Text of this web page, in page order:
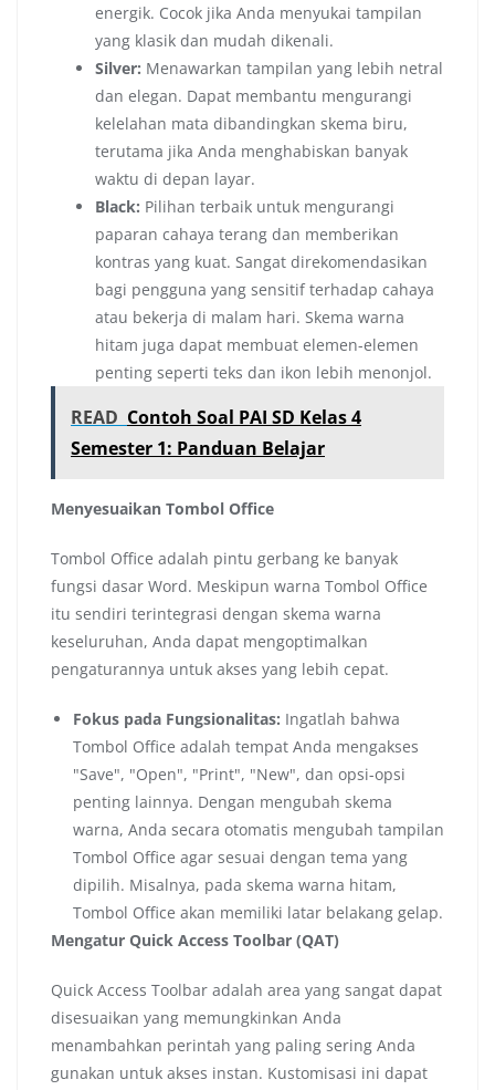
energik. Cocok jika Anda menyukai tampilan
yang klasik dan mudah dikenali.
Silver: Menawarkan tampilan yang lebih netral
dan elegan. Dapat membantu mengurangi
kelelahan mata dibandingkan skema biru,
terutama jika Anda menghabiskan banyak
waktu di depan layar.
Black: Pilihan terbaik untuk mengurangi
paparan cahaya terang dan memberikan
kontras yang kuat. Sangat direkomendasikan
bagi pengguna yang sensitif terhadap cahaya
atau bekerja di malam hari. Skema warna
hitam juga dapat membuat elemen-elemen
penting seperti teks dan ikon lebih menonjol.
READ Contoh Soal PAI SD Kelas 4
Semester 1: Panduan Belajar
Menyesuaikan Tombol Office
Tombol Office adalah pintu gerbang ke banyak
fungsi dasar Word. Meskipun warna Tombol Office
itu sendiri terintegrasi dengan skema warna
keseluruhan, Anda dapat mengoptimalkan
pengaturannya untuk akses yang lebih cepat.
Fokus pada Fungsionalitas: Ingatlah bahwa
Tombol Office adalah tempat Anda mengakses
"Save", "Open", "Print", "New", dan opsi-opsi
penting lainnya. Dengan mengubah skema
warna, Anda secara otomatis mengubah tampilan
Tombol Office agar sesuai dengan tema yang
dipilih. Misalnya, pada skema warna hitam,
Tombol Office akan memiliki latar belakang gelap.
Mengatur Quick Access Toolbar (QAT)
Quick Access Toolbar adalah area yang sangat dapat
disesuaikan yang memungkinkan Anda
menambahkan perintah yang paling sering Anda
gunakan untuk akses instan. Kustomisasi ini dapat